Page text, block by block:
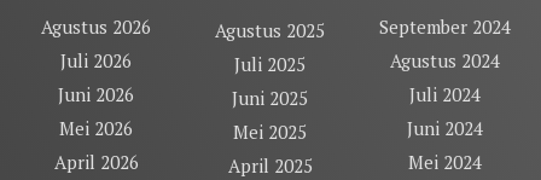
Agustus 2026
Juli 2026
Juni 2026
Mei 2026
April 2026
Agustus 2025
Juli 2025
Juni 2025
Mei 2025
April 2025
September 2024
Agustus 2024
Juli 2024
Juni 2024
Mei 2024